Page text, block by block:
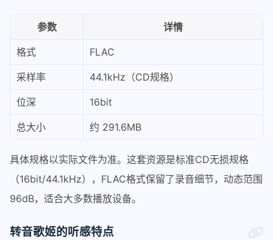
参数 详情
格式 FLAC
采样率 44.1kHz（CD规格）
位深 16bit
总大小 约 291.6MB
具体规格以实际文件为准。这套资源是标准CD无损规格
（16bit/44.1kHz），FLAC格式保留了录音细节，动态范围
96dB，适合大多数播放设备。
转音歌姬的听感特点